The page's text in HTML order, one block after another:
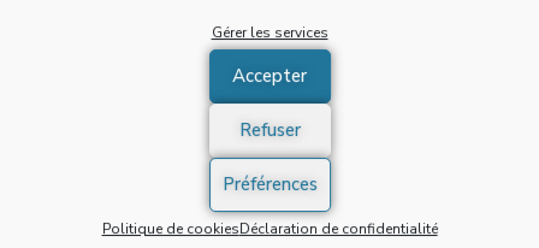
Gérer les services
Accepter
Refuser
Préférences
Politique de cookiesDéclaration de confidentialité
J'accepte de recevoir la newsletter et confirme avoir
pris connaissance de lapolitique de confidentialité
S'INSCRIRE